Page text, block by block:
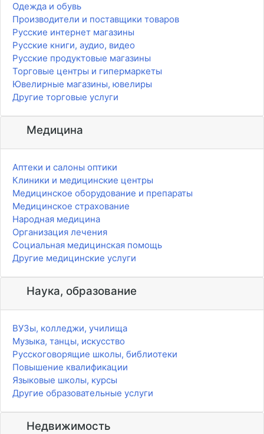
Одежда и обувь
Производители и поставщики товаров
Русские интернет магазины
Русские книги, аудио, видео
Русские продуктовые магазины
Торговые центры и гипермаркеты
Ювелирные магазины, ювелиры
Другие торговые услуги
Медицина
Аптеки и салоны оптики
Клиники и медицинские центры
Медицинское оборудование и препараты
Медицинское страхование
Народная медицина
Организация лечения
Социальная медицинская помощь
Другие медицинские услуги
Наука, образование
ВУЗы, колледжи, училища
Музыка, танцы, искусство
Русскоговорящие школы, библиотеки
Повышение квалификации
Языковые школы, курсы
Другие образовательные услуги
Недвижимость